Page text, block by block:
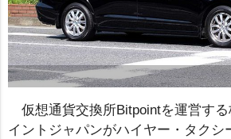
仮想通貨交換所Bitpointを運営す
イントジャパンがハイヤー・タクシ